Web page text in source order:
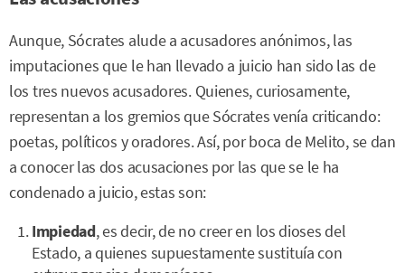
Aunque, Sócrates alude a acusadores anónimos, las
imputaciones que le han llevado a juicio han sido las de
los tres nuevos acusadores. Quienes, curiosamente,
representan a los gremios que Sócrates venía criticando:
poetas, políticos y oradores. Así, por boca de Melito, se dan
a conocer las dos acusaciones por las que se le ha
condenado a juicio, estas son:
Impiedad, es decir, de no creer en los dioses del
Estado, a quienes supuestamente sustituía con